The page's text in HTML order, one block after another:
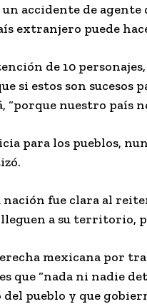
accidente de
extranjero puede
de 10
si estos son sucesos
nuestro país
para los pueblos,
fue clara al
a su territorio,
mexicana por
que “nada ni nadie
pueblo y que